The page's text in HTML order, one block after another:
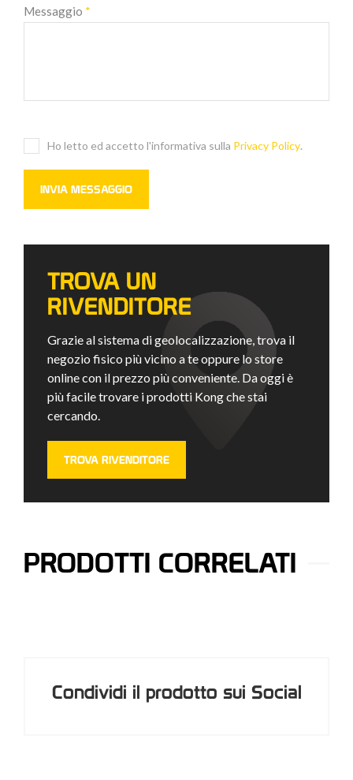
Messaggio *
Ho letto ed accetto l'informativa sulla Privacy Policy.
TROVA UN
RIVENDITORE
Grazie al sistema di geolocalizzazione, trova il
negozio fisico più vicino a te oppure lo store
online con il prezzo più conveniente. Da oggi è
più facile trovare i prodotti Kong che stai
cercando.
TROVA RIVENDITORE
PRODOTTI CORRELATI
Condividi il prodotto sui Social